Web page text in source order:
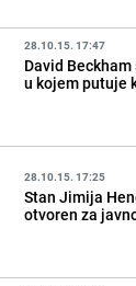
28.10.15. 17:47
David
u kojem putuje
28.10.15. 17:25
Stan Jimija
otvoren za